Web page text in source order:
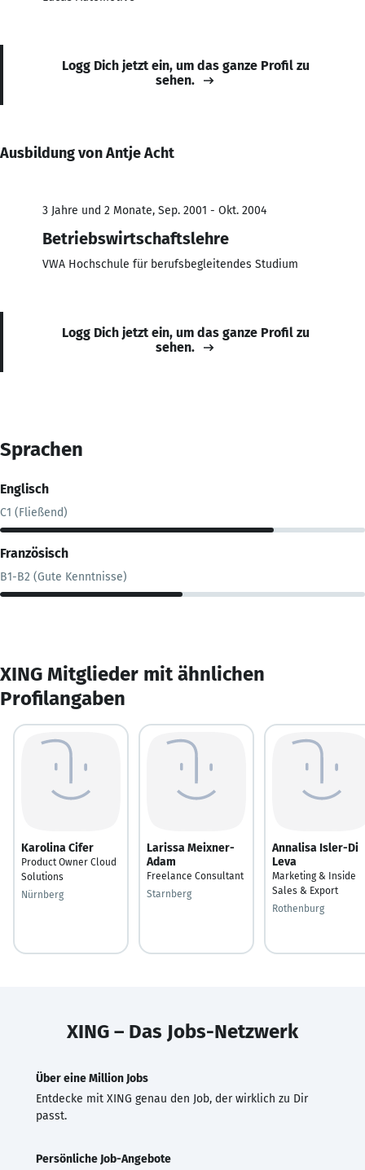
Logg Dich jetzt ein, um das ganze Profil zu
sehen.
Ausbildung von Antje Acht
3 Jahre und 2 Monate, Sep. 2001 - Okt. 2004
Betriebswirtschaftslehre
VWA Hochschule für berufsbegleitendes Studium
Logg Dich jetzt ein, um das ganze Profil zu
sehen.
Sprachen
Englisch
C1 (Fließend)
Französisch
B1-B2 (Gute Kenntnisse)
XING Mitglieder mit ähnlichen
Profilangaben
Karolina Cifer
Product Owner Cloud
Solutions
Nürnberg
Larissa Meixner-
Adam
Freelance Consultant
Starnberg
Annalisa Isler-Di
Leva
Marketing & Inside
Sales & Export
Rothenburg
XING – Das Jobs-Netzwerk
Über eine Million Jobs
Entdecke mit XING genau den Job, der wirklich zu Dir
passt.
Persönliche Job-Angebote